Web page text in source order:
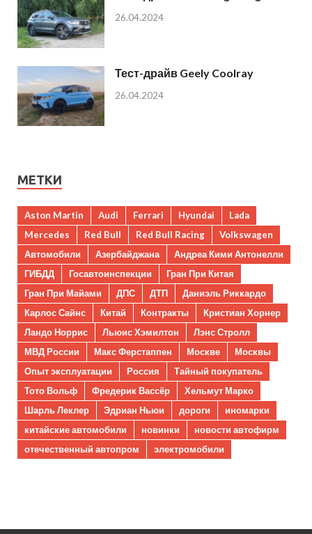
26.04.2024
Тест-драйв Geely Coolray
26.04.2024
МЕТКИ
Aston Martin Audi Ferrari Hyundai
Lada
Mercedes
Red Bull Red Bull Racing
Volkswagen
Автомобили
Азербайджана
Андреа Кими Антонелли
ГИБДД
Госавтоинспекции
Гран При Китая
Гран При Майами
ДПС ДТП
Даниэль Риккардо
Карлос Сайнс
Китай Контракты
Кристиан Хорнер
Ландо Норрис
Льюис Хэмилтон
Лэнс Стролл
МВД России
Макс Ферстаппен Москве
Москвы
Опыт эксплуатации
Россия
Тайный покупатель
Тото Вольф
Фредерик Вассёр
Хельмут Марко
Шарль Леклер
Эдриан Ньюи дороги
иномарки
китайские автомобили
новинки
новости автофирм
отечественный автопром
электромобили